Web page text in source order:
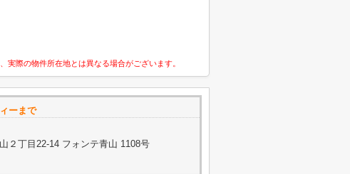
際の物件所在地とは異なる場合がございます。
ーまで
２丁目22-14 フォンテ青山 1108号